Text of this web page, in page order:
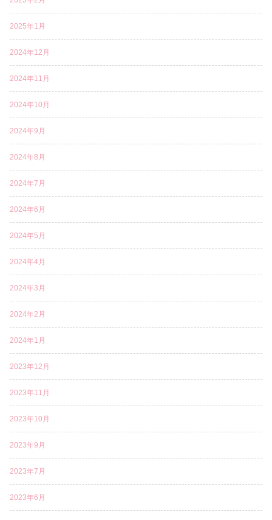
2025年1月
2024年12月
2024年11月
2024年10月
2024年9月
2024年8月
2024年7月
2024年6月
2024年5月
2024年4月
2024年3月
2024年2月
2024年1月
2023年12月
2023年11月
2023年10月
2023年9月
2023年7月
2023年6月